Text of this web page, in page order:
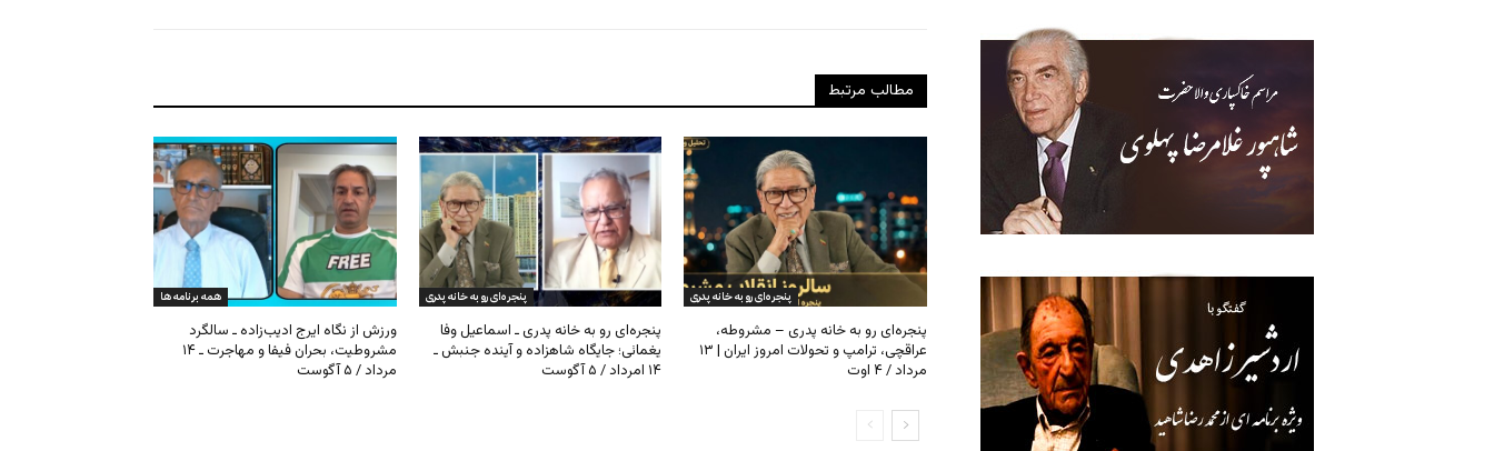
مطالب مرتبط
همه برنامه ها
ورزش از نگاه ایرج ادیب‌زاده ـ سالگرد
مشروطیت، بحران فیفا و مهاجرت ـ ۱۴
مرداد / ۵ آگوست
پنجره‌ای رو به خانه پدری
پنجره‌ای رو به خانه پدری ـ اسماعیل وفا
یغمائی؛ جایگاه شاهزاده و آینده جنبش ـ
۱۴ امرداد / ۵ آگوست
پنجره‌ای رو به خانه پدری
پنجره‌ای رو به خانه پدری – مشروطه،
عراقچی، ترامپ و تحولات امروز ایران | ۱۳
مرداد / ۴ اوت